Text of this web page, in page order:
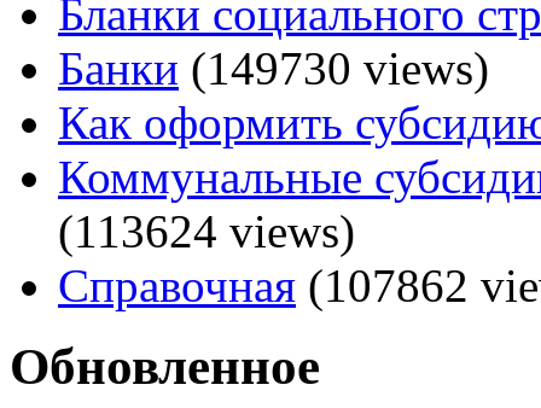
Бланки социального
Банки (149730 views)
Как оформить
Коммунальные
(113624 views)
Справочная (107862
Обновленное